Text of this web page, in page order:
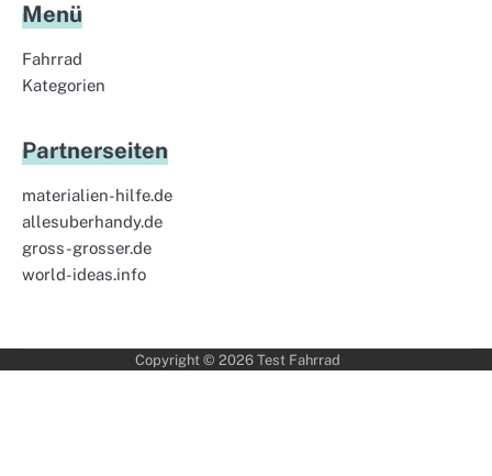
Menü
Fahrrad
Kategorien
Partnerseiten
materialien-hilfe.de
allesuberhandy.de
gross-grosser.de
world-ideas.info
Copyright © 2026 Test Fahrrad